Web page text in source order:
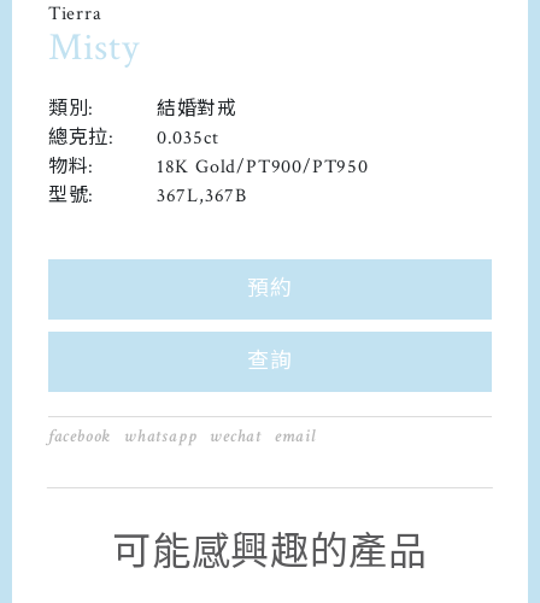
Tierra
Misty
類別:
結婚對戒
總克拉:
0.035ct
物料:
18K Gold/PT900/PT950
型號:
367L,367B
預約
查詢
facebook whatsapp wechat email
可能感興趣的產品